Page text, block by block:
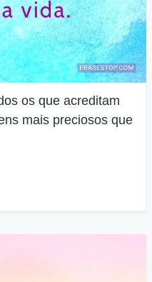
os que acreditam
mais preciosos que